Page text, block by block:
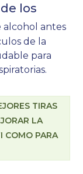
los
alcohol antes
de la
para
TIRAS
LA
COMO PARA